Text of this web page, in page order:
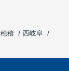
穂積
西岐阜